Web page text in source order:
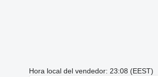
Hora local del vendedor: 23:08 (EEST)